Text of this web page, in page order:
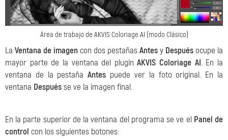
Área de trabajo de AKVIS Coloriage AI (modo Clásico)
La Ventana de imagen con dos pestañasAntesy Después ocupe la
mayor parte de la ventana del pluginAKVIS Coloriage AI. En la
ventana de la pestañaAntes puede ver la foto original. En la
ventana Despuésse ve la imagen final.
En la parte superior de la ventana del programa se ve el Panel de
control con los siguientes botones: